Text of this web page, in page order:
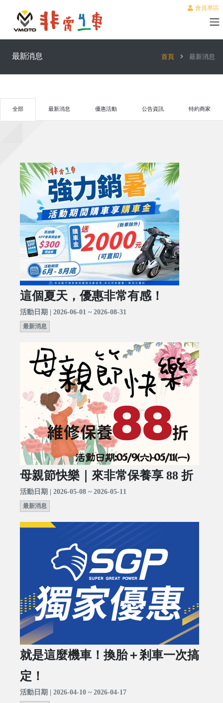
會員專區
最新消息 首頁 最新消息
全部 最新消息 優惠活動 公告資訊 特約商家
這個夏天，優惠非常有感！
活動日期 | 2026-06-01 ~ 2026-08-31
最新消息
母親節快樂｜來非常保養享 88 折
活動日期 | 2026-05-08 ~ 2026-05-11
最新消息
就是這麼機車！換胎＋剎車一次搞
定！
活動日期 | 2026-04-10 ~ 2026-04-17